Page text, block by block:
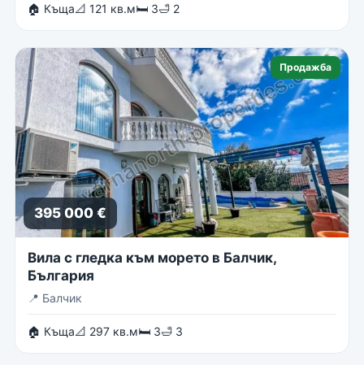
🏠 Къща📐 121 кв.м🛏 3🛁 2
Продажба
395 000 €
Вила с гледка към морето в Балчик,
България
📍 Балчик
🏠 Къща📐 297 кв.м🛏 3🛁 3